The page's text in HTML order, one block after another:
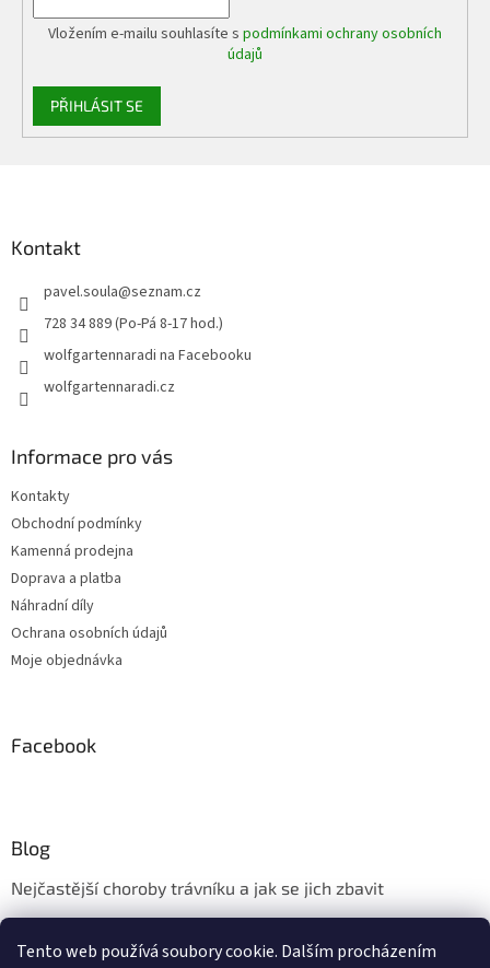
Tento web používá soubory cookie. Dalším procházením
Vložením e-mailu souhlasíte s podmínkami ochrany osobních
údajů
PŘIHLÁSIT SE
Kontakt
pavel.soula@seznam.cz
728 34 889 (Po-Pá 8-17 hod.)
wolfgartennaradi na Facebooku
wolfgartennaradi.cz
Informace pro vás
Kontakty
Obchodní podmínky
Kamenná prodejna
Doprava a platba
Náhradní díly
Ochrana osobních údajů
Moje objednávka
Facebook
Blog
Nejčastější choroby trávníku a jak se jich zbavit